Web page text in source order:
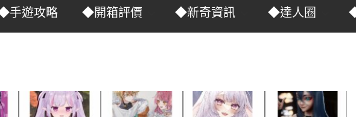
手遊攻略 ◆開箱評價 ◆新奇資訊 ◆達人圈